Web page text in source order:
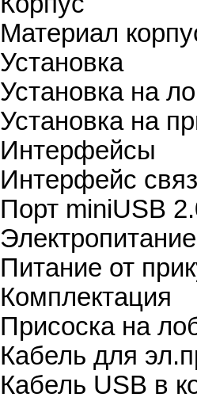
Материал
Установка
Установка на
Установка на
Интерфейсы
Интерфейс
Порт miniUSB
Электропитание
Питание от
Комплектация
Присоска на
Кабель для
Кабель USB в